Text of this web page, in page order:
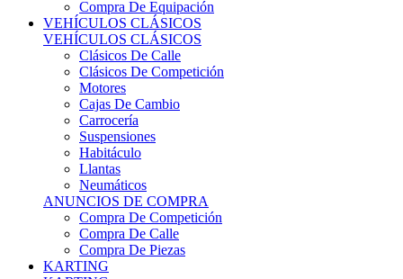
VEHÍCULOS CLÁSICOS
Clásicos De Calle
Clásicos De Competición
Motores
Cajas De Cambio
Carrocería
Suspensiones
Habitáculo
Llantas
Neumáticos
ANUNCIOS DE COMPRA
Compra De Competición
Compra De Calle
Compra De Piezas
KARTING
KARTING
Karts Completos Alevín